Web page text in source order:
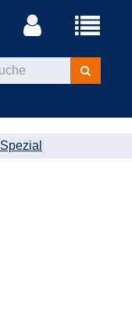
Menü
Kurse
suchen
Spezial